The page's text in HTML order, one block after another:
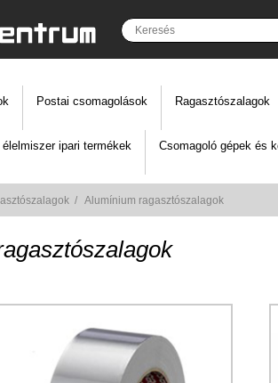
Postai csomagolások Ragasztószalagok
ipari termékek Csomagoló gépek és
/ Alumínium ragasztószalagok